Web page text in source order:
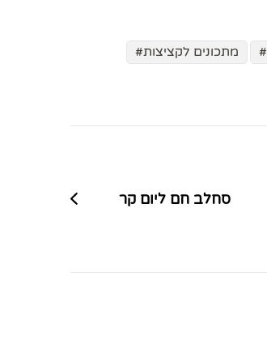
מתכונים לקציצות
סחלב חם ליום קר